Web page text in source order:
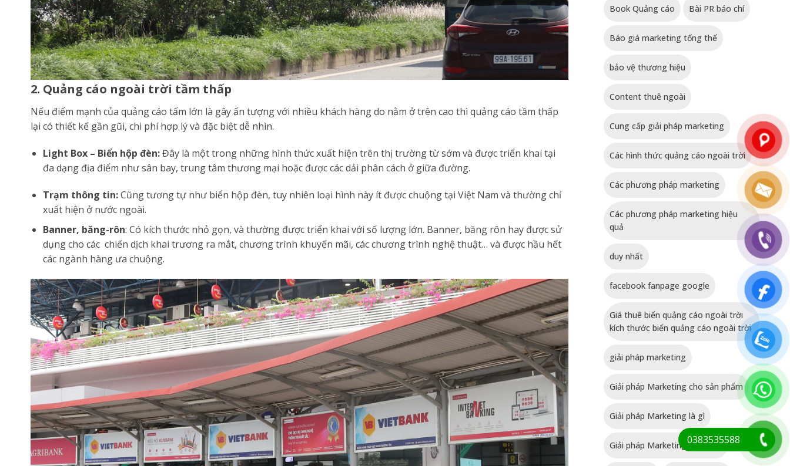
2. Quảng cáo ngoài trời tầm thấp
Nếu điểm mạnh của quảng cáo tấm lớn là gây ấn tượng với nhiều khách hàng do nằm ở trên cao thì quảng cáo tầm thấp
lại có thiết kế gần gũi, chi phí hợp lý và đặc biệt dễ nhìn.
Light Box – Biển hộp đèn:Đây là một trong những hình thức xuất hiện trên thị trường từ sớm và được triển khai tại
đa dạng địa điểm như sân bay, trung tâm thương mại hoặc được các dải phân cách ở giữa đường.
Trạm thông tin:Cũng tương tự như biển hộp đèn, tuy nhiên loại hình này ít được chuộng tại Việt Nam và thường chỉ
xuất hiện ở nước ngoài.
Banner, băng-rôn: Có kích thước nhỏ gọn, và thường được triển khai với số lượng lớn. Banner, băng rôn hay được sử
dụng cho các chiến dịch khai trương ra mắt, chương trình khuyến mãi, các chương trình nghệ thuật… và được hầu hết
các ngành hàng ưa chuộng.
Book Quảng cáo Bài PR báo chí
Báo giá marketing tổng thể
bảo vệ thương hiệu
Content thuê ngoài
Cung cấp giải pháp marketing
Các hình thức quảng cáo ngoài trời
Các phương pháp marketing
Các phương pháp marketing hiệu
quả
duy nhất
facebook fanpage google
Giá thuê biển quảng cáo ngoài trời
kích thước biển quảng cáo ngoài trời
giải pháp marketing
Giải pháp Marketing cho sản phẩm
Giải pháp Marketing là gì
Giải pháp Marketing tổng thể
0383535588